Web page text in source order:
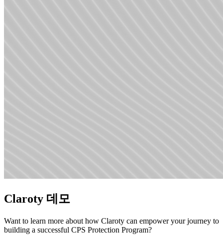
Claroty 데모
Want to learn more about how Claroty can empower your journey to
building a successful CPS Protection Program?